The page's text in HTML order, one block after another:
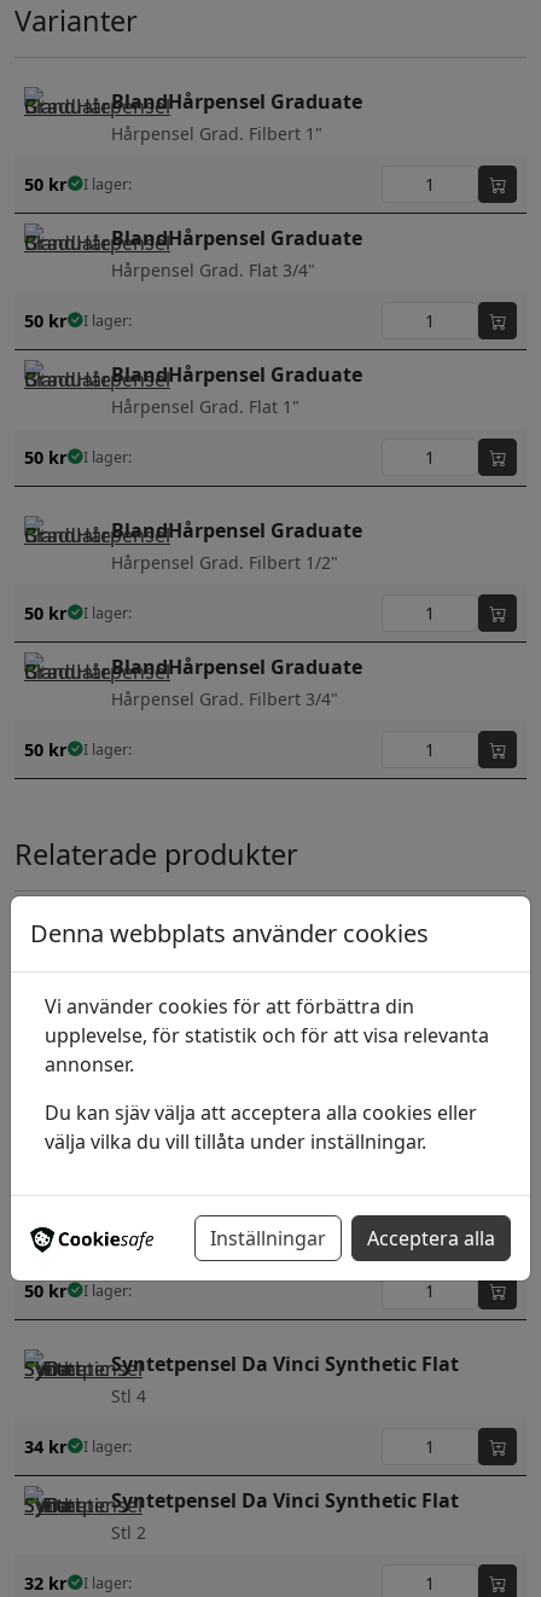
Varianter
BlandHårpensel Graduate
Hårpensel Grad. Filbert 1"
50 kr I lager:
BlandHårpensel Graduate
Hårpensel Grad. Flat 3/4"
50 kr I lager:
BlandHårpensel Graduate
Hårpensel Grad. Flat 1"
50 kr I lager:
BlandHårpensel Graduate
Hårpensel Grad. Filbert 1/2"
50 kr I lager:
BlandHårpensel Graduate
Hårpensel Grad. Filbert 3/4"
50 kr I lager:
Relaterade produkter
Syntetpensel Da Vinci Synthetic Rund
Stl 2
29kr I lager:
Syntetpensel Da Vinci Synthetic Flat
Stl 16
28kr I lager:
12,5mm
50 kr I lager:
Syntetpensel Da Vinci Synthetic Flat
Stl 4
34 kr I lager:
Syntetpensel Da Vinci Synthetic Flat
Stl 2
32 kr I lager:
Denna webbplats använder cookies
Vi använder cookies för att förbättra din
upplevelse, för statistik och för att visa relevanta
annonser.
Du kan sjäv välja att acceptera alla cookies eller
välja vilka du vill tillåta under inställningar.
Inställningar Acceptera alla